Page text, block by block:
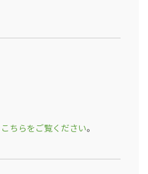
こちらをご覧ください。